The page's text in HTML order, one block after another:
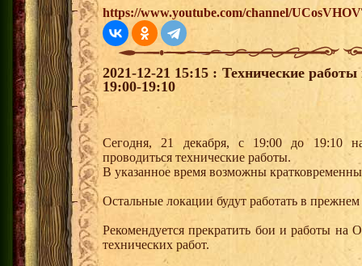
https://www.youtube.com/channel/
2021-12-21 15:15 : Технические
19:00-19:10
Сегодня, 21 декабря, с 19:00 до 19:10
проводиться технические работы.
В указанное время возможны
Остальные локации будут работать в
Рекомендуется прекратить бои и работы на
технических работ.